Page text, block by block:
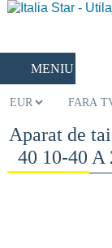
MENIU
Aparat de
40 10-40 A